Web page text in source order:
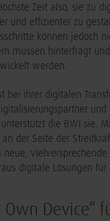
Zeit also, sie zu
und effizienter zu
können jedoch
müssen hinterfragt
werden.
bei ihrer digitalen
und
die BWI sie.
an der Seite der
neue, vielversprechende
digitale Lösungen für
Own Device“